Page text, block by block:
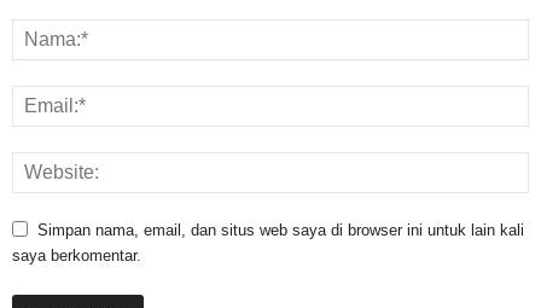
Simpan nama, email, dan situs web saya di browser ini untuk lain kali
saya berkomentar.